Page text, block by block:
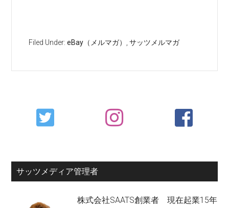
Filed Under:eBay（メルマガ） ,サッツメルマガ
Primary
Sidebar
サッツメディア管理者
株式会社SAATS創業者 現在起業15年